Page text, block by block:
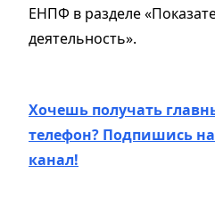
ЕНПФ в разделе
деятельность».
Хочешь получать
телефон? Подпишись
канал!